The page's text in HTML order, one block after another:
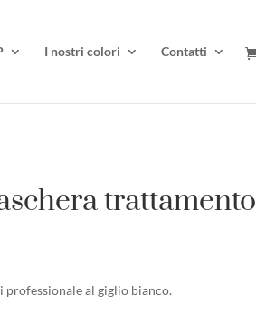
I nostri colori Contatti
trattamento
al giglio bianco.